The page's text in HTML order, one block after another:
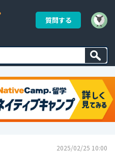
質問する
2025/02/25 10:00